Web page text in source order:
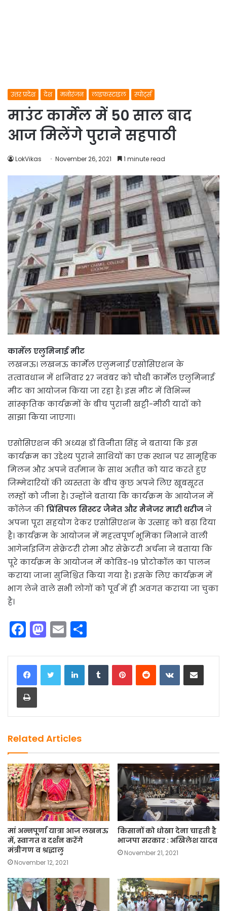
उत्तर प्रदेश देश मनोरंजन लाइफस्टाइल स्पोर्ट्स
माउंट कार्मेल में 50 साल बाद
आज मिलेंगे पुराने सहपाठी
LokVikas November 26, 2021 1 minute read
कार्मेल एलुमिनाई मीट
लखनऊ। लखनऊ कार्मेल एलुमनाई एसोसिएशन के
तत्वावधान में शनिवार 27 नवंबर को चौथी कार्मेल एलुमिनाई
मीट का आयोजन किया जा रहा है। इस मीट में विभिन्न
सांस्कृतिक कार्यक्रमों के बीच पुरानी खट्टी-मीठी यादों को
साझा किया जाएगा।
एसोसिएशन की अध्यक्ष डॉ विनीता सिंह ने बताया कि इस
कार्यक्रम का उद्देश्य पुराने साथियों का एक स्थान पर सामूहिक
मिलन और अपने वर्तमान के साथ अतीत को याद करते हुए
जिम्मेदारियों की व्यस्तता के बीच कुछ अपने लिए खूबसूरत
लम्हों को जीना है। उन्होंने बताया कि कार्यक्रम के आयोजन में
कॉलेज कीप्रिंसिपल सिस्टर जैनेत और मैनेजर मारी थरीजने
अपना पूरा सहयोग देकर एसोसिएशन के उत्साह को बढ़ा दिया
है। कार्यक्रम के आयोजन में महत्वपूर्ण भूमिका निभाने वाली
आगेर्नाइजिंग सेक्रेटरी रोमा और सेक्रेटरी अर्चना ने बताया कि
पूरे कार्यक्रम के आयोजन में कोविड-19 प्रोटोकॉल का पालन
कराया जाना सुनिश्चित किया गया है। इसके लिए कार्यक्रम में
भाग लेने वाले सभी लोगों को पूर्व में ही अवगत कराया जा चुका
है।
F
a
c
e
b
o
k
M
a
st
o
o
E
m
ai ar
LinkedInTumblrPinterestReddit VKontakteShare via Email
Print
Related Articles
मां अन्नपूर्णा यात्रा आज लखनऊ
में, स्वागत व दर्शन करेंगे
मंत्रीगण व श्रद्धालु
November 12, 2021
किसानों को धोखा देना चाहती है
भाजपा सरकार : अखिलेश यादव
November 21, 2021